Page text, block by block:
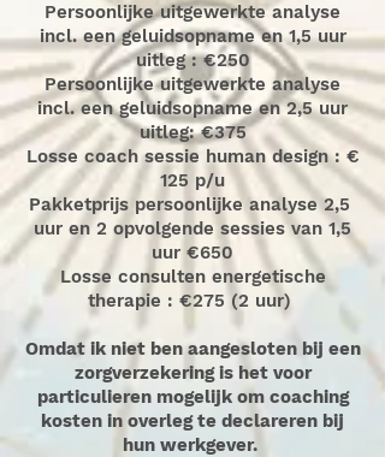
Persoonlijke uitgewerkte analyse
incl. een geluidsopname en 1,5 uur
uitleg : €250
Persoonlijke uitgewerkte analyse
incl. een geluidsopname en 2,5 uur
uitleg: €375
Losse coach sessie human design : €
125 p/u
Pakketprijs persoonlijke analyse 2,5
uur en 2 opvolgende sessies van 1,5
uur €650
Losse consulten energetische
therapie : €275 (2 uur)
Omdat ik niet ben aangesloten bij een
zorgverzekering is het voor
particulieren mogelijk om coaching
kosten in overleg te declareren bij
hun werkgever.